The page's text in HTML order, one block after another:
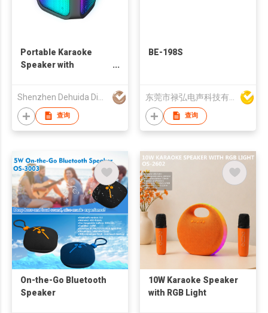
Portable Karaoke
Speaker with
查询
BE-198S
查询
On-the-Go Bluetooth
Speaker
10W Karaoke Speaker
with RGB Light